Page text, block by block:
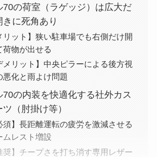
70の荷室（ラゲッジ）は広大だ
きに死角あり
リット】狭い駐車場でも右側だけ開
荷物が出せる
メリット】中央ピラーによる後方視
悪化と雨よけ問題
70の内装を快適化する社外カス
（肘掛け等）
須】長距離運転の疲労を激減させる
ムレスト増設
奨】チープさを打ち消す専用レザー